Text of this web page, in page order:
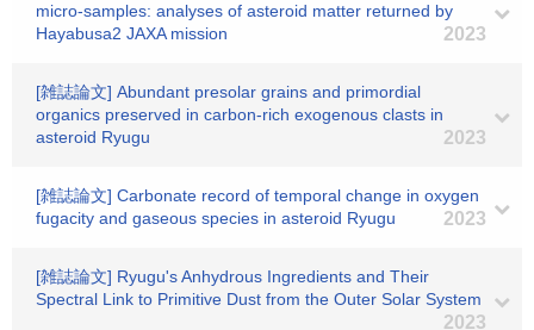
micro-samples: analyses of asteroid matter returned by
Hayabusa2 JAXA mission
2023
[雑誌論文] Abundant presolar grains and primordial
organics preserved in carbon-rich exogenous clasts in
asteroid Ryugu
2023
[雑誌論文] Carbonate record of temporal change in oxygen
fugacity and gaseous species in asteroid Ryugu
2023
[雑誌論文] Ryugu's Anhydrous Ingredients and Their
Spectral Link to Primitive Dust from the Outer Solar System
2023